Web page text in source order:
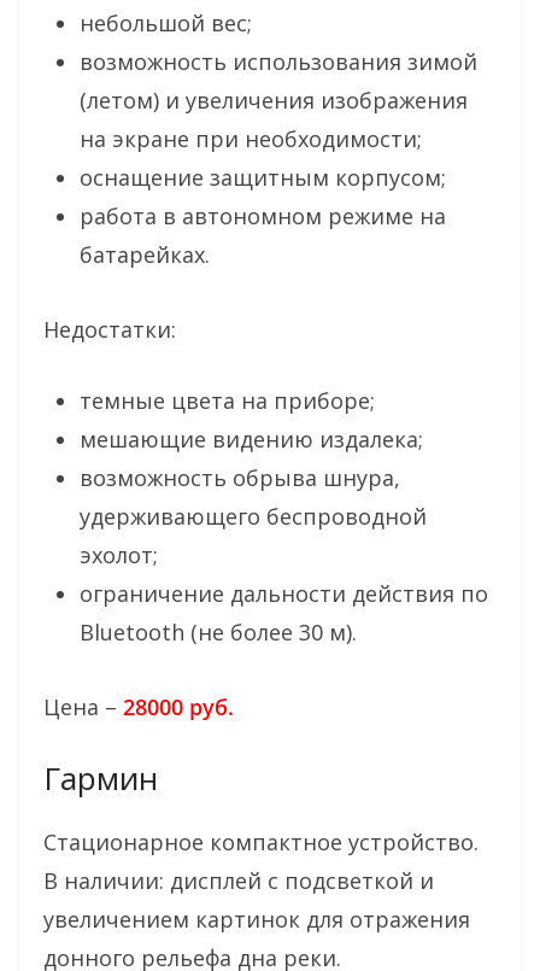
небольшой вес;
возможность использования зимой
(летом) и увеличения изображения
на экране при необходимости;
оснащение защитным корпусом;
работа в автономном режиме на
батарейках.
Недостатки:
темные цвета на приборе;
мешающие видению издалека;
возможность обрыва шнура,
удерживающего беспроводной
эхолот;
ограничение дальности действия по
Bluetooth (не более 30 м).
Цена – 28000 руб.
Гармин
Стационарное компактное устройство.
В наличии: дисплей с подсветкой и
увеличением картинок для отражения
донного рельефа дна реки.